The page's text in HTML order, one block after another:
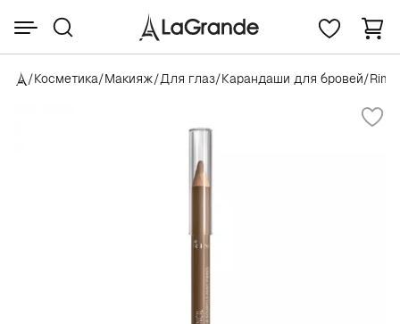
/Косметика/Макияж/Для глаз/Карандаши для бровей/